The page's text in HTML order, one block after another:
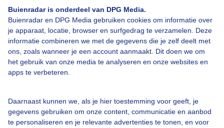
Buienradar is onderdeel van DPG Media.
Buienradar en DPG Media gebruiken cookies om informatie over
je apparaat, locatie, browser en surfgedrag te verzamelen. Deze
informatie combineren we met de gegevens die je zelf deelt met
ons, zoals wanneer je een account aanmaakt. Dit doen we om
het gebruik van onze media te analyseren en onze websites en
apps te verbeteren.
Daarnaast kunnen we, als je hier toestemming voor geeft, je
gegevens gebruiken om onze content, communicatie en aanbod
te personaliseren en je relevante advertenties te tonen, en voor
Een moment geduld aub...